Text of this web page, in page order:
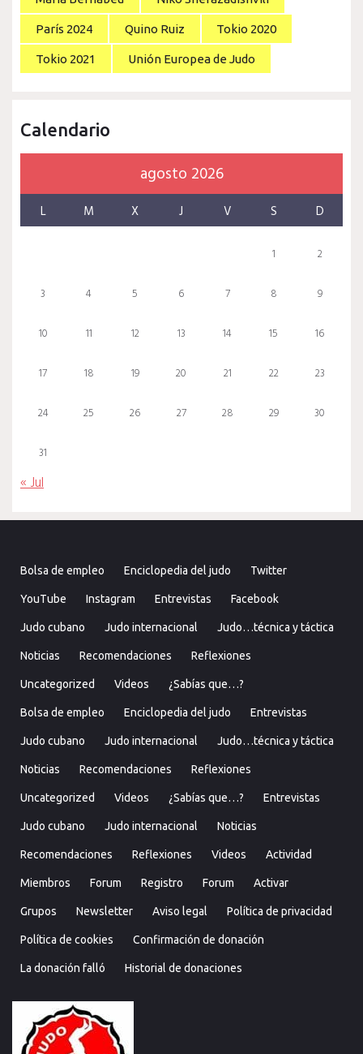
París 2024 Quino Ruiz Tokio 2020
Tokio 2021 Unión Europea de Judo
Calendario
agosto 2026
L M X J V S D
1 2
3 4 5 6 7 8 9
10 11 12 13 14 15 16
17 18 19 20 21 22 23
24 25 26 27 28 29 30
31
« Jul
Bolsa de empleo Enciclopedia del judo Twitter
YouTube Instagram Entrevistas Facebook
Judo cubano Judo internacional Judo…técnica y táctica
Noticias Recomendaciones Reflexiones
Uncategorized Videos ¿Sabías que…?
Bolsa de empleo Enciclopedia del judo Entrevistas
Judo cubano Judo internacional Judo…técnica y táctica
Noticias Recomendaciones Reflexiones
Uncategorized Videos ¿Sabías que…? Entrevistas
Judo cubano Judo internacional Noticias
Recomendaciones Reflexiones Videos Actividad
Miembros Forum Registro Forum Activar
Grupos Newsletter Aviso legal Política de privacidad
Política de cookies Confirmación de donación
La donación falló Historial de donaciones